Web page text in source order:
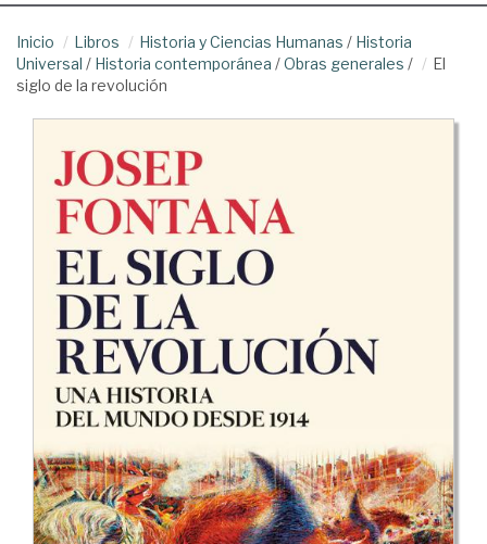
Inicio Libros Historia y Ciencias Humanas / Historia
Universal / Historia contemporánea /Obras generales /
El
siglo de la revolución